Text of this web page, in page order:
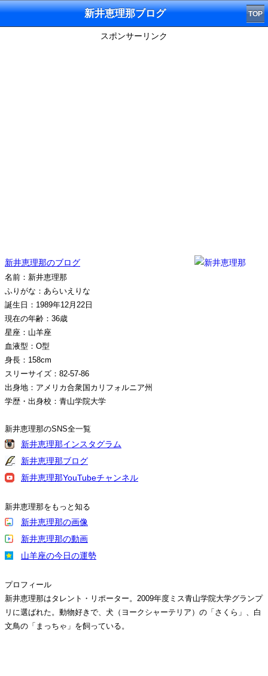
新井恵理那ブログ TOP
スポンサーリンク
新井恵理那のブログ
名前：新井恵理那
ふりがな：あらいえりな
誕生日：1989年12月22日
現在の年齢：36歳
星座：山羊座
血液型：O型
身長：158cm
スリーサイズ：82-57-86
出身地：アメリカ合衆国カリフォルニア州
学歴・出身校：青山学院大学
新井恵理那のSNS全一覧
新井恵理那インスタグラム
新井恵理那ブログ
新井恵理那YouTubeチャンネル
新井恵理那をもっと知る
新井恵理那の画像
新井恵理那の動画
山羊座の今日の運勢
プロフィール
新井恵理那はタレント・リポーター。2009年度ミス青山学院大学グランプ
リに選ばれた。動物好きで、犬（ヨークシャーテリア）の「さくら」、白
文鳥の「まっちゃ」を飼っている。